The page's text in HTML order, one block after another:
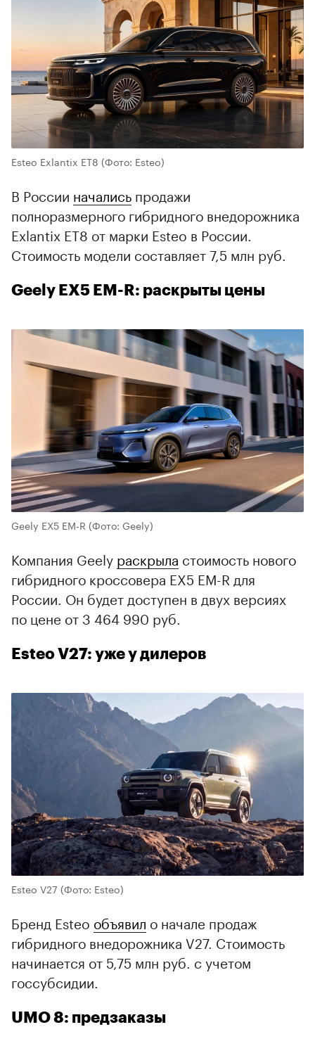
Esteo Exlantix ET8 (Фото: Esteo)
В России начались продажи
полноразмерного гибридного внедорожника
Exlantix ET8 от марки Esteo в России.
Стоимость модели составляет 7,5 млн руб.
Geely EX5 EM-R: раскрыты цены
Geely EX5 EM-R (Фото: Geely)
Компания Geely раскрыла стоимость нового
гибридного кроссовера EX5 EM-R для
России. Он будет доступен в двух версиях
по цене от 3 464 990 руб.
Esteo V27: уже у дилеров
Esteo V27 (Фото: Esteo)
Бренд Esteo объявил о начале продаж
гибридного внедорожника V27. Стоимость
начинается от 5,75 млн руб. с учетом
госсубсидии.
UMO 8: предзаказы